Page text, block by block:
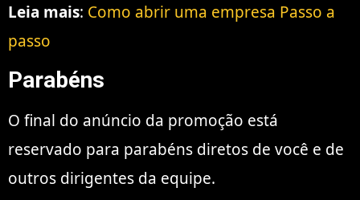
Leia mais: Como abrir uma empresa Passo a
passo
Parabéns
O final do anúncio da promoção está
reservado para parabéns diretos de você e de
outros dirigentes da equipe.